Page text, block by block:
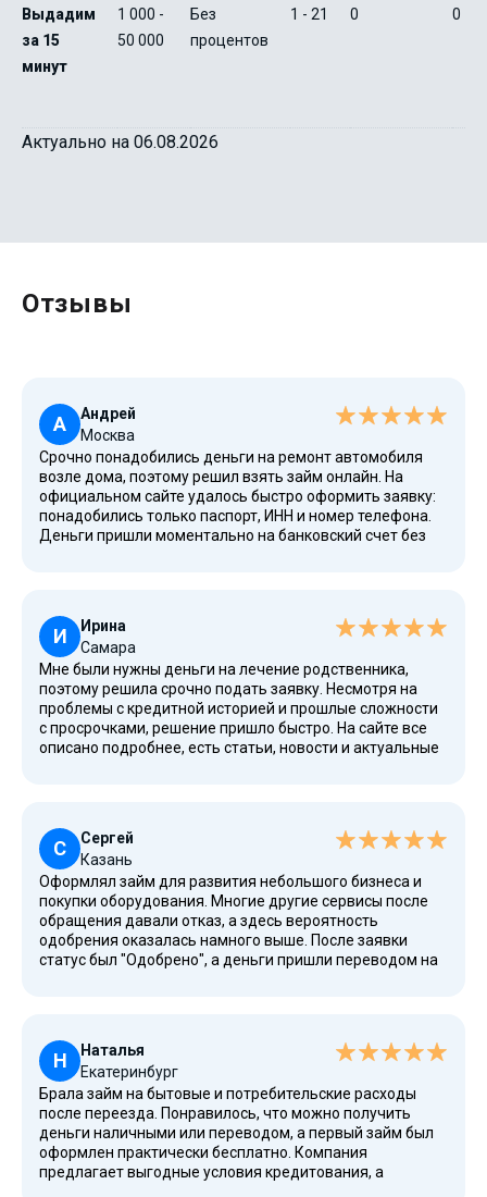
Выдадим
за 15
минут
1 000 -
50 000
Без
процентов
1 - 21 0 0
Актуально на 06.08.2026
Отзывы
А
Андрей
Москва
Срочно понадобились деньги на ремонт автомобиля
возле дома, поэтому решил взять займ онлайн. На
официальном сайте удалось быстро оформить заявку:
понадобились только паспорт, ИНН и номер телефона.
Деньги пришли моментально на банковский счет без
И
Ирина
Самара
Мне были нужны деньги на лечение родственника,
поэтому решила срочно подать заявку. Несмотря на
проблемы с кредитной историей и прошлые сложности
с просрочками, решение пришло быстро. На сайте все
описано подробнее, есть статьи, новости и актуальные
С
Сергей
Казань
Оформлял займ для развития небольшого бизнеса и
покупки оборудования. Многие другие сервисы после
обращения давали отказ, а здесь вероятность
одобрения оказалась намного выше. После заявки
статус был "Одобрено", а деньги пришли переводом на
Н
Наталья
Екатеринбург
Брала займ на бытовые и потребительские расходы
после переезда. Понравилось, что можно получить
деньги наличными или переводом, а первый займ был
оформлен практически бесплатно. Компания
предлагает выгодные условия кредитования, а